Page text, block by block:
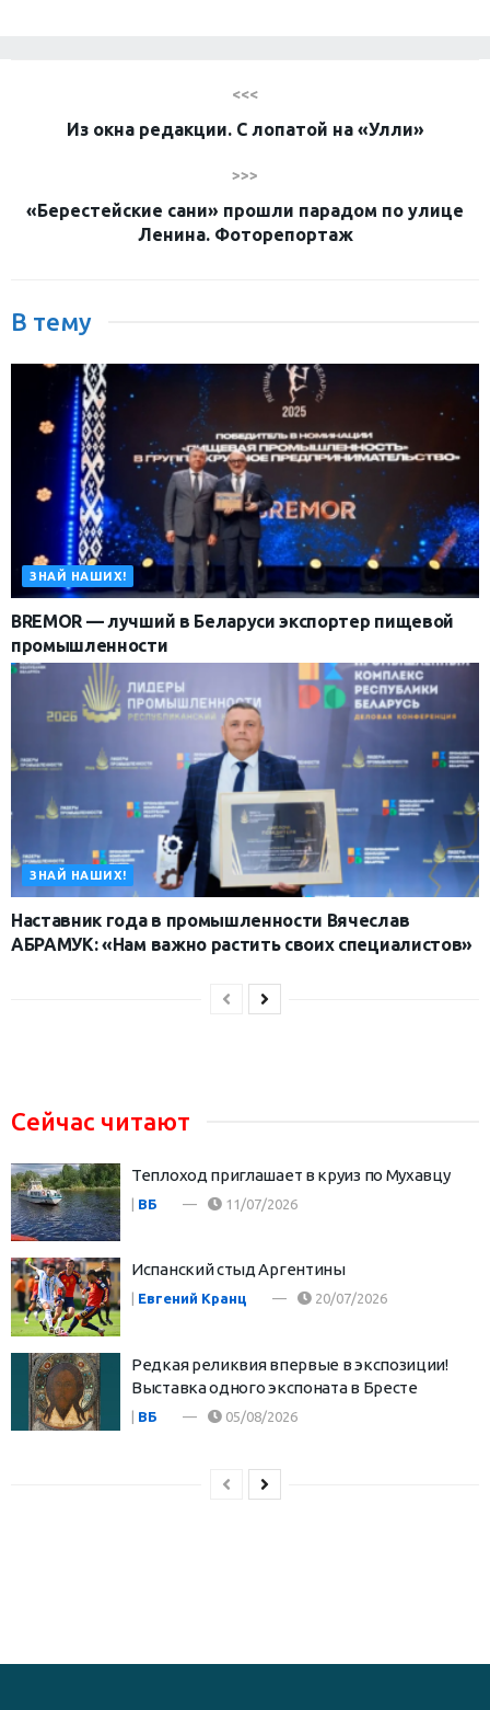
<<<
Из окна редакции. С лопатой на «Улли»
>>>
«Берестейские сани» прошли парадом по улице
Ленина. Фоторепортаж
В тему
ЗНАЙ НАШИХ!
BREMOR — лучший в Беларуси экспортер пищевой
промышленности
ЗНАЙ НАШИХ!
Наставник года в промышленности Вячеслав
АБРАМУК: «Нам важно растить своих специалистов»
Сейчас читают
Теплоход приглашает в круиз по Мухавцу
| ВБ 11/07/2026
Испанский стыд Аргентины
Евгений Кранц 20/07/2026
Редкая реликвия впервые в экспозиции!
Выставка одного экспоната в Бресте
| ВБ 05/08/2026